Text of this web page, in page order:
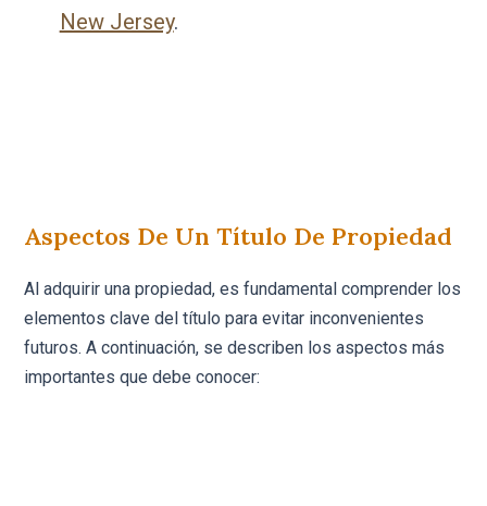
New Jersey.
Aspectos De Un Título De Propiedad
Al adquirir una propiedad, es fundamental comprender los
elementos clave del título para evitar inconvenientes
futuros. A continuación, se describen los aspectos más
importantes que debe conocer: